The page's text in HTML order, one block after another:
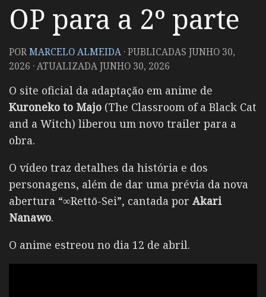
OP para a 2º parte
PORMARCELO ALMEIDA · PUBLICADAS JUNHO 30,
2026 · ATUALIZADAJUNHO 30, 2026
O site oficial da adaptação em anime de
Kuroneko to Majo (The Classroom of a Black Cat
and a Witch) liberou um novo trailer para a
obra.
O vídeo traz detalhes da história e dos
personagens, além de dar uma prévia da nova
abertura “∞Rettō-Sei”, cantada por Akari
Nanawo.
O anime estreou no dia 12 de abril.